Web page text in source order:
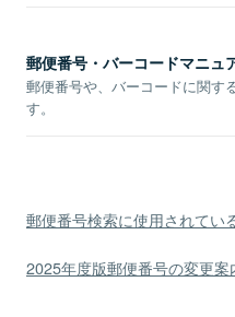
郵便番号・バーコードマニュ
郵便番号や、バーコードに関す
す。
郵便番号検索に使用されてい
2025年度版郵便番号の変更案